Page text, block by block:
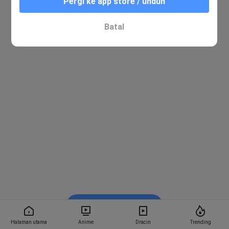
Halaman utama Anime Dracin Trending
Batal
Nonton di Bstation